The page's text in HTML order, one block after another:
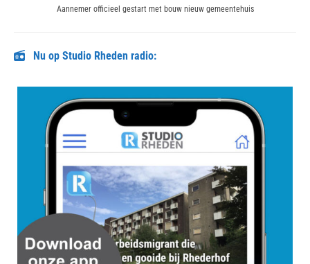
Next
Aannemer officieel gestart met bouw nieuw gemeentehuis
Nu op Studio Rheden radio: